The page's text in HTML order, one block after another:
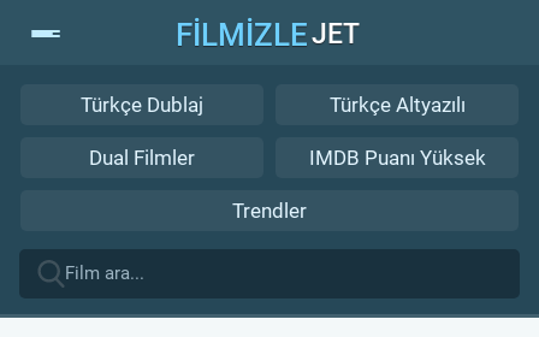
FİLMİZLEJET
Türkçe Dublaj Türkçe Altyazılı
Dual Filmler IMDB Puanı Yüksek
Trendler